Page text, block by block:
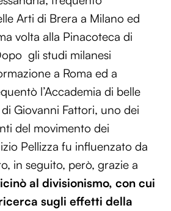
Arti di Brera a Milano ed
volta alla Pinacoteca di
gli studi milanesi
a Roma ed a
l’Accademia di belle
Giovanni Fattori, uno dei
del movimento dei
Pellizza fu influenzato da
in seguito, però, grazie a
al divisionismo, con cui
sugli effetti della